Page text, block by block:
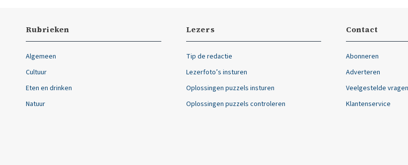
Rubrieken
Algemeen
Cultuur
Eten en drinken
Natuur
Lezers
Tip de redactie
Lezerfoto’s insturen
Oplossingen puzzels insturen
Oplossingen puzzels controleren
Contact
Abonneren
Adverteren
Veelgestelde vragen
Klantenservice